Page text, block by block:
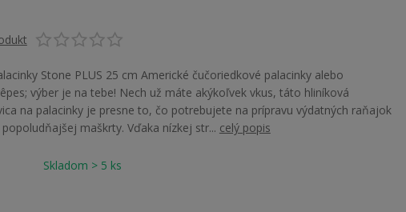
Stone PLUS 25 cm Americké čučoriedkové palacinky alebo
výber je na tebe! Nech už máte akýkoľvek vkus, táto hliníková
na palacinky je presne to, čo potrebujete na prípravu výdatných raňajok
maškrty. Vďaka nízkej str... celý popis
Skladom > 5 ks